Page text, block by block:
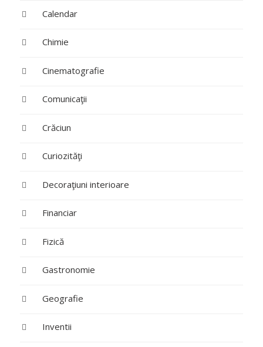
Calendar
Chimie
Cinematografie
Comunicaţii
Crăciun
Curiozităţi
Decoraţiuni interioare
Financiar
Fizică
Gastronomie
Geografie
Inventii